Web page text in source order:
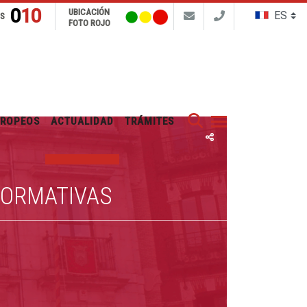
Buscar
010
UBICACIÓN
FOTO ROJO
ACTUALIDAD TRÁMITES